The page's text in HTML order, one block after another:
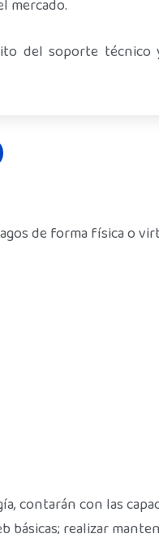
mercado.
del soporte
de forma física o
contarán con las